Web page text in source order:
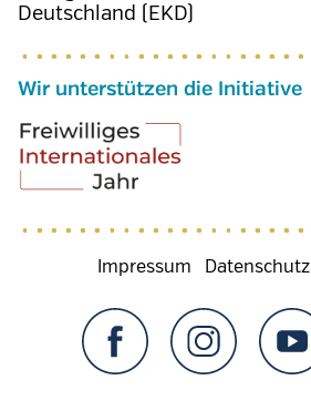
Deutschland (EKD)
Wir unterstützen die Initiative
Fußzeilenmenü
Impressum Datenschutz